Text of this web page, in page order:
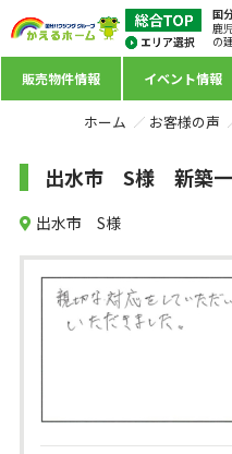
国
鹿
の
販売物件情報 イベント情報
ホーム お客様の声
出水市 S様 新築一
出水市 S様